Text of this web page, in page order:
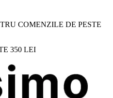
COMENZILE DE PESTE
350 LEI